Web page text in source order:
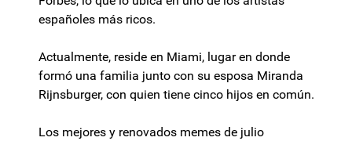
españoles más ricos.
Actualmente, reside en Miami, lugar en donde
formó una familia junto con su esposa Miranda
Rijnsburger, con quien tiene cinco hijos en común.
Los mejores y renovados memes de julio